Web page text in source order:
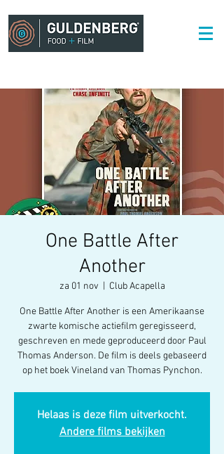
One Battle After
Another
za 01 nov Club Acapella
One Battle After Another is een Amerikaanse
zwarte komische actiefilm geregisseerd,
geschreven en mede geproduceerd door Paul
Thomas Anderson. De film is deels gebaseerd
op het boek Vineland van Thomas Pynchon.
Helaas is deze film uitverkocht.
Andere films bekijken